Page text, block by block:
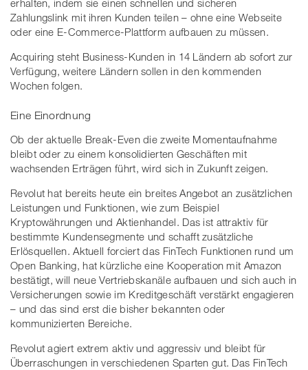
erhalten, indem sie einen schnellen und sicheren
Zahlungslink mit ihren Kunden teilen – ohne eine Webseite
oder eine E-Commerce-Plattform aufbauen zu müssen.
Acquiring steht Business-Kunden in 14 Ländern ab sofort zur
Verfügung, weitere Ländern sollen in den kommenden
Wochen folgen.
Eine Einordnung
Ob der aktuelle Break-Even die zweite Momentaufnahme
bleibt oder zu einem konsolidierten Geschäften mit
wachsenden Erträgen führt, wird sich in Zukunft zeigen.
Revolut hat bereits heute ein breites Angebot an zusätzlichen
Leistungen und Funktionen, wie zum Beispiel
Kryptowährungen und Aktienhandel. Das ist attraktiv für
bestimmte Kundensegmente und schafft zusätzliche
Erlösquellen. Aktuell forciert das FinTech Funktionen rund um
Open Banking, hat kürzliche eine Kooperation mit Amazon
bestätigt, will neue Vertriebskanäle aufbauen und sich auch in
Versicherungen sowie im Kreditgeschäft verstärkt engagieren
– und das sind erst die bisher bekannten oder
kommunizierten Bereiche.
Revolut agiert extrem aktiv und aggressiv und bleibt für
Überraschungen in verschiedenen Sparten gut. Das FinTech